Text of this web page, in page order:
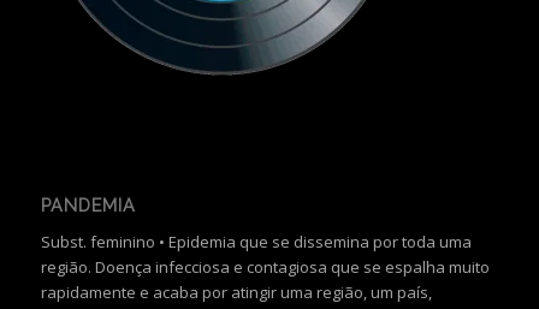
PANDEMIA
Subst. feminino • Epidemia que se dissemina por toda uma
região. Doença infecciosa e contagiosa que se espalha muito
rapidamente e acaba por atingir uma região, um país,